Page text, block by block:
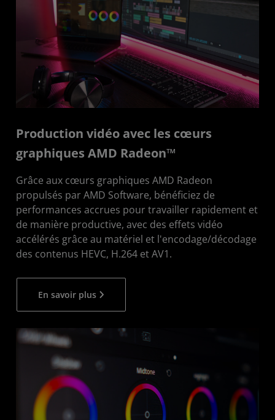
Production vidéo avec les cœurs
graphiques AMD Radeon™
Grâce aux cœurs graphiques AMD Radeon
propulsés par AMD Software, bénéficiez de
performances accrues pour travailler rapidement et
de manière productive, avec des effets vidéo
accélérés grâce au matériel et l'encodage/décodage
des contenus HEVC, H.264 et AV1.
En savoir plus